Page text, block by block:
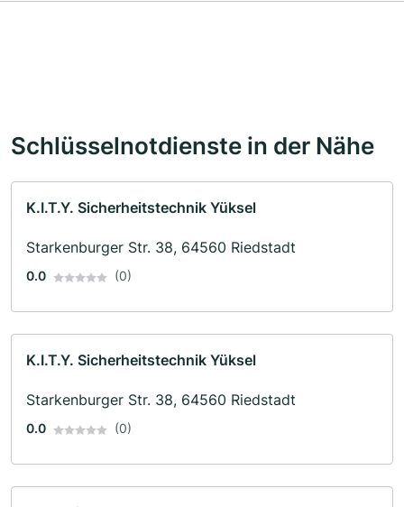
Schlüsselnotdienste in der Nähe
K.I.T.Y. Sicherheitstechnik Yüksel
Starkenburger Str. 38, 64560 Riedstadt
0.0 (0)
K.I.T.Y. Sicherheitstechnik Yüksel
Starkenburger Str. 38, 64560 Riedstadt
0.0 (0)